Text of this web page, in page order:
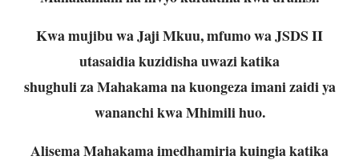
Kwa mujibu wa Jaji Mkuu, mfumo wa JSDS II
utasaidia kuzidisha uwazi katika
shughuli za Mahakama na kuongeza imani zaidi ya
wananchi kwa Mhimili huo.
Alisema Mahakama imedhamiria kuingia katika